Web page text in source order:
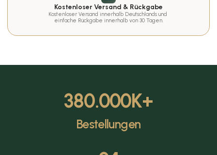
Kostenloser Versand & Rückgabe
Kostenloser Versand innerhalb Deutschlands und
einfache Rückgabe innerhalb von 30 Tagen.
380.000K+
Bestellungen